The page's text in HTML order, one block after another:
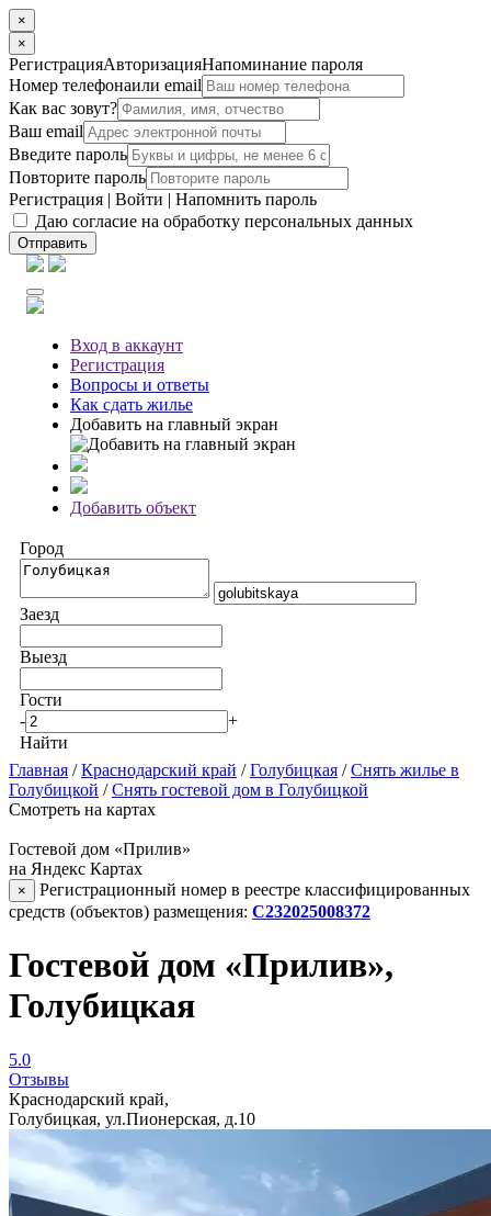
×
×
РегистрацияАвторизацияНапоминание пароля
Номер телефонаили email
Как вас зовут?
Ваш email
Введите пароль
Повторите пароль
Регистрация | Войти | Напомнить пароль
Даю согласие на обработку персональных данных
Отправить
Вход в аккаунт
Регистрация
Вопросы и ответы
Как сдать жилье
Добавить на главный экран
Добавить объект
Город
Заезд
Выезд
Гости
-
+
Найти
Главная /Краснодарский край /Голубицкая /Снять жилье в
Голубицкой /Снять гостевой дом в Голубицкой
Смотреть на картах
Гостевой дом «Прилив»
на Яндекс Картах
×
Регистрационный номер в реестре классифицированных
средств (объектов) размещения: С232025008372
Гостевой дом «Прилив»,
Голубицкая
5.0
Отзывы
Краснодарский край,
Голубицкая, ул.Пионерская, д.10